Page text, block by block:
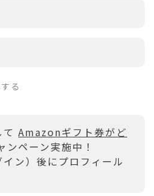
る
Amazonギフト券がど
ンペーン実施中！
ン）後にプロフィール